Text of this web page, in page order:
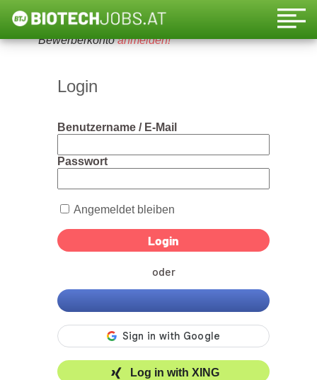
Um diese Funktion nutzen zu können, bitte ein
Bewerberkontoanmelden!
Login
Benutzername / E-Mail
Passwort
Angemeldet bleiben
oder
Log in with XING